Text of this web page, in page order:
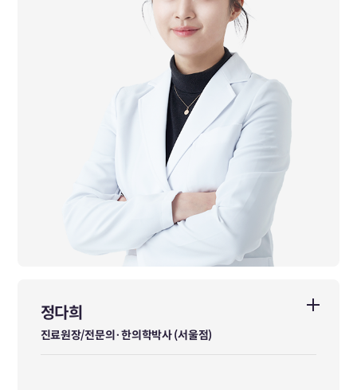
정다희
진료원장/전문의·한의학박사 (서울점)
정다희
진료원장/전문의·한의학박사 (서울점)